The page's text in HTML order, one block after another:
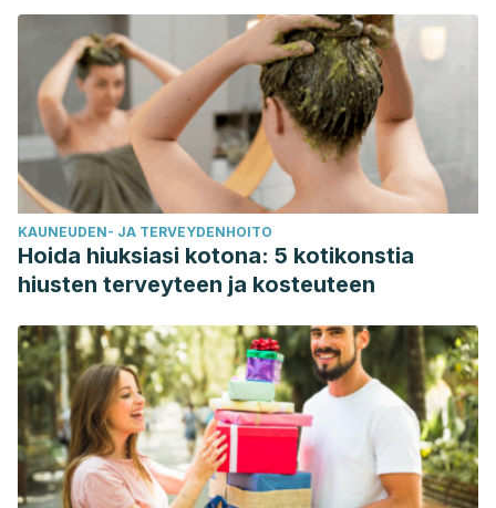
https://doi.org/10.1038/nrdp.2018.14.
Sosa, Á., Baranchuk, A., López-Santi, R., Wyss, F., Piskorz,
D., Puente, A., Ponte-Negretti, C. I., Muñera-Echeverri, A., &
Piñeiro, D. J. (2022). El control de la hipertensión arterial,
una asignatura pendiente.Revista Panamericana de Salud
Publica, 46, e147. Consultado el 25 de mayo de 2023.
https://doi.org/10.26633/RPSP.2022.14.
KAUNEUDEN- JA TERVEYDENHOITO
Hoida hiuksiasi kotona: 5 kotikonstia
hiusten terveyteen ja kosteuteen